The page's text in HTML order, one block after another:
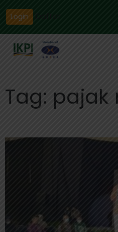
Login
Tag: pajak